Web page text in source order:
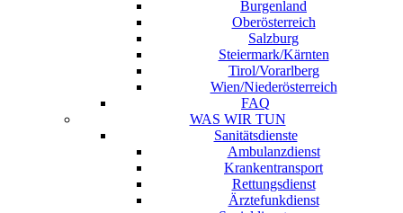
Burgenland
Oberösterreich
Salzburg
Steiermark/Kärnten
Tirol/Vorarlberg
Wien/Niederösterreich
FAQ
WAS WIR TUN
Sanitätsdienste
Ambulanzdienst
Krankentransport
Rettungsdienst
Ärztefunkdienst